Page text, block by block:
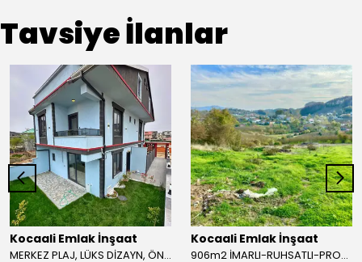
Tavsiye İlanlar
Kocaali Emlak İnşaat
MERKEZ PLAJ, LÜKS DİZAYN, ÖN-ARKA CEPHE SEÇENEKLİ-ARKA, KOMPLE GRANİT ZEMİN 4+1 TRİPLEKS VİLLA! KOCAALİ YALI MH
Kocaali Emlak İnşaat
906m2 İMARLI-RUHSATLI-PROJELİ, PARSELLENMİŞ, PANORAMİK MANZARALI, DOĞA İLE İÇ İÇE ARSA! – ÇOBANSAYVANT MH